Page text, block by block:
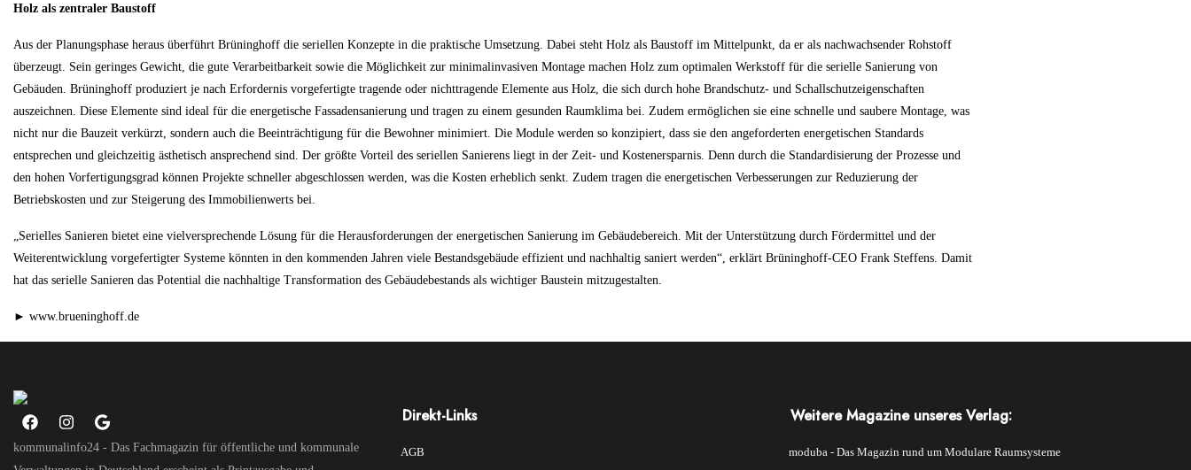
Holz als zentraler Baustoff
Aus der Planungsphase heraus überführt Brüninghoff die seriellen Konzepte in die praktische Umsetzung. Dabei steht Holz als Baustoff im Mittelpunkt, da er als nachwachsender Rohstoff
überzeugt. Sein geringes Gewicht, die gute Verarbeitbarkeit sowie die Möglichkeit zur minimalinvasiven Montage machen Holz zum optimalen Werkstoff für die serielle Sanierung von
Gebäuden. Brüninghoff produziert je nach Erfordernis vorgefertigte tragende oder nichttragende Elemente aus Holz, die sich durch hohe Brandschutz- und Schallschutzeigenschaften
auszeichnen. Diese Elemente sind ideal für die energetische Fassadensanierung und tragen zu einem gesunden Raumklima bei. Zudem ermöglichen sie eine schnelle und saubere Montage, was
nicht nur die Bauzeit verkürzt, sondern auch die Beeinträchtigung für die Bewohner minimiert. Die Module werden so konzipiert, dass sie den angeforderten energetischen Standards
entsprechen und gleichzeitig ästhetisch ansprechend sind. Der größte Vorteil des seriellen Sanierens liegt in der Zeit- und Kostenersparnis. Denn durch die Standardisierung der Prozesse und
den hohen Vorfertigungsgrad können Projekte schneller abgeschlossen werden, was die Kosten erheblich senkt. Zudem tragen die energetischen Verbesserungen zur Reduzierung der
Betriebskosten und zur Steigerung des Immobilienwerts bei.
„Serielles Sanieren bietet eine vielversprechende Lösung für die Herausforderungen der energetischen Sanierung im Gebäudebereich. Mit der Unterstützung durch Fördermittel und der
Weiterentwicklung vorgefertigter Systeme könnten in den kommenden Jahren viele Bestandsgebäude effizient und nachhaltig saniert werden“, erklärt Brüninghoff-CEO Frank Steffens. Damit
hat das serielle Sanieren das Potential die nachhaltige Transformation des Gebäudebestands als wichtiger Baustein mitzugestalten.
► www.brueninghoff.de
kommunalinfo24 - Das Fachmagazin für öffentliche und kommunale
Direkt-Links
Direkt-
AGB
Weitere Magazine unseres Verlag:
Weitere
moduba - Das Magazin rund um Modulare Raumsysteme